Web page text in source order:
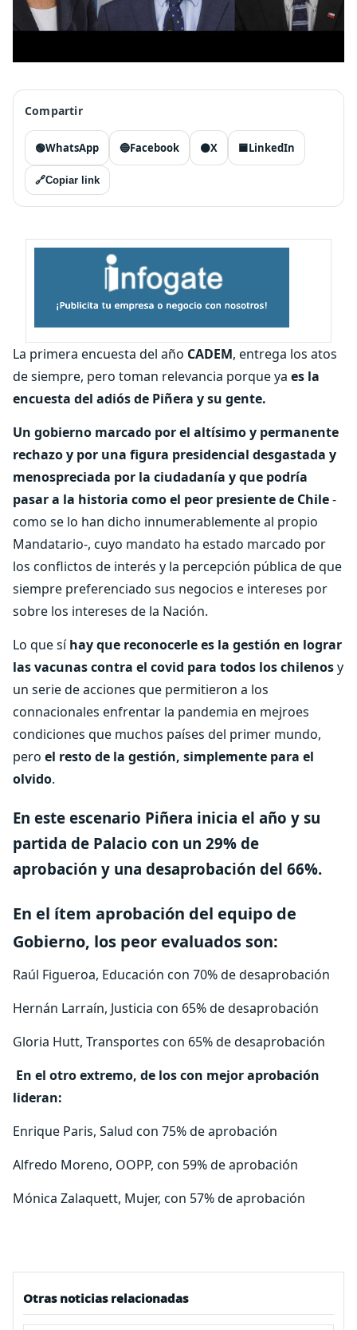
Compartir
🟢WhatsApp 🔵Facebook ⚫X 🟦LinkedIn
🔗Copiar link
La primera encuesta del año CADEM, entrega los atos
de siempre, pero toman relevancia porque ya es la
encuesta del adiós de Piñera y su gente.
Un gobierno marcado por el altísimo y permanente
rechazo y por una figura presidencial desgastada y
menospreciada por la ciudadanía y que podría
pasar a la historia como el peor presiente de Chile-
como se lo han dicho innumerablemente al propio
Mandatario-, cuyo mandato ha estado marcado por
los conflictos de interés y la percepción pública de que
siempre preferenciado sus negocios e intereses por
sobre los intereses de la Nación.
Lo que síhay que reconocerle es la gestión en lograr
las vacunas contra el covid para todos los chilenosy
un serie de acciones que permitieron a los
connacionales enfrentar la pandemia en mejroes
condiciones que muchos países del primer mundo,
pero el resto de la gestión, simplemente para el
olvido.
En este escenario Piñera inicia el año y su
partida de Palacio con un 29% de
aprobación y una desaprobación del 66%.
En el ítem aprobación del equipo de
Gobierno, los peor evaluados son:
Raúl Figueroa, Educación con 70% de desaprobación
Hernán Larraín, Justicia con 65% de desaprobación
Gloria Hutt, Transportes con 65% de desaprobación
En el otro extremo, de los con mejor aprobación
lideran:
Enrique Paris, Salud con 75% de aprobación
Alfredo Moreno, OOPP, con 59% de aprobación
Mónica Zalaquett, Mujer, con 57% de aprobación
Otras noticias relacionadas